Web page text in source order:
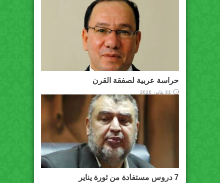
حراسة عربية لصفقة القرن
31 يناير، 2020
7 دروس مستفادة من ثورة يناير